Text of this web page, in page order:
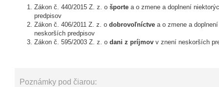
Zákon č. 440/2015 Z. z. o športe a o zmene a doplnení
predpisov
Zákon č. 406/2011 Z. z. o dobrovoľníctve a o zmene a
neskorších predpisov
Zákon č. 595/2003 Z. z. o dani z príjmov v znení neskorších
Poznámky pod čiarou: